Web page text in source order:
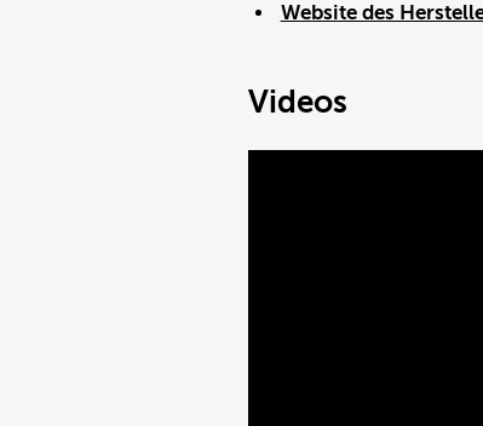
Website des
Videos